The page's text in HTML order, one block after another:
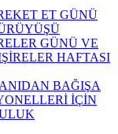
ET GÜNÜ
GÜNÜ VE
HAFTASI
BAĞIŞA
İÇİN